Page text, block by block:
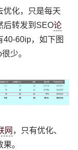
优化，只是每天
后转发到SEO论
40-60ip，如下图
少。
网 ，只有优化、
。